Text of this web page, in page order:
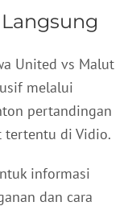
United vs Malut
melalui
pertandingan
tertentu di Vidio.
informasi
dan cara